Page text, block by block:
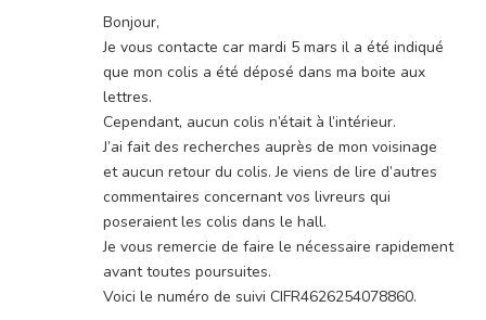
Bonjour,
Je vous contacte car mardi 5 mars il a été indiqué
que mon colis a été déposé dans ma boite aux
lettres.
Cependant, aucun colis n’était à l’intérieur.
J’ai fait des recherches auprès de mon voisinage
et aucun retour du colis. Je viens de lire d’autres
commentaires concernant vos livreurs qui
poseraient les colis dans le hall.
Je vous remercie de faire le nécessaire rapidement
avant toutes poursuites.
Voici le numéro de suivi CIFR4626254078860.